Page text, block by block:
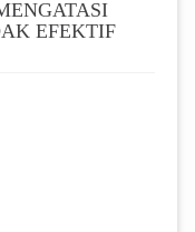
EFEKTIF